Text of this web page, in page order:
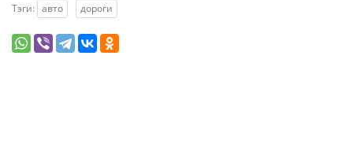
Тэги: авто дороги